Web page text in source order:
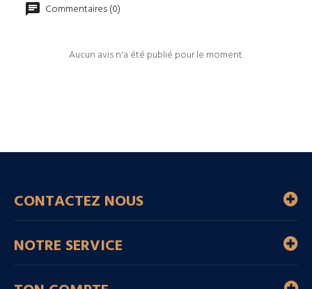
Commentaires (0)
Aucun avis n'a été publié pour le moment.
CONTACTEZ NOUS
NOTRE SERVICE